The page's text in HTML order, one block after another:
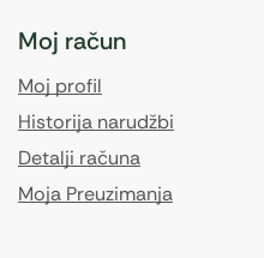
Moj račun
Moj profil
Historija narudžbi
Detalji računa
Moja Preuzimanja